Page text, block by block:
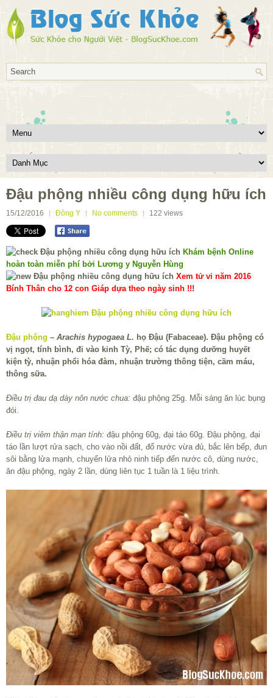
Đậu phộng nhiều công dụng hữu ích
15/12/2016 Đông Y No comments 122 views
Khám bệnh Online
hoàn toàn miễn phí bởi Lương y Nguyễn Hùng
Xem tử vi năm 2016
Bính Thân cho 12 con Giáp dựa theo ngày sinh !!!
Đậu phộng – Arachis hypogaea L. họ Đậu (Fabaceae). Đậu phộng có
vị ngọt, tính bình, đi vào kinh Tỳ, Phế; có tác dụng dưỡng huyết
kiện tỳ, nhuận phổi hóa đàm, nhuận trường thông tiện, cầm máu,
thông sữa.
Điều trị đau dạ dày nôn nước chua: đậu phộng 25g. Mỗi sáng ăn lúc bụng
đói.
Điều trị viêm thận mạn tính: đậu phộng 60g, đại táo 60g. Đậu phộng, đại
táo lần lượt rửa sạch, cho vào nồi đất, đổ nước vừa đủ, bắc lên bếp, đun
sôi bằng lửa mạnh, chuyển lửa nhỏ ninh tiếp đến nước cô, dùng nước,
ăn đậu phộng, ngày 2 lần, dùng liên tục 1 tuần là 1 liệu trình.